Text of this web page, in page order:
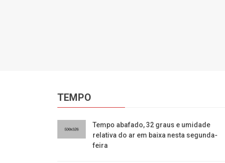
TEMPO
​Tempo abafado, 32 graus e umidade
relativa do ar em baixa nesta segunda-
feira